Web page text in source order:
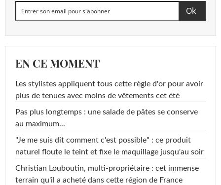
EN CE MOMENT
Les stylistes appliquent tous cette règle d'or pour avoir
plus de tenues avec moins de vêtements cet été
Pas plus longtemps : une salade de pâtes se conserve
au maximum...
"Je me suis dit comment c'est possible" : ce produit
naturel floute le teint et fixe le maquillage jusqu'au soir
Christian Louboutin, multi-propriétaire : cet immense
terrain qu'il a acheté dans cette région de France